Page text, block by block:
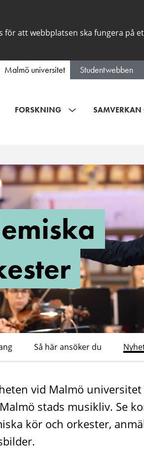
för att webbplatsen ska fungera på
Malmö universitet Studentwebben
FORSKNING
Så här ansöker du
vid Malmö
stads musikliv. Se
kör och orkester,